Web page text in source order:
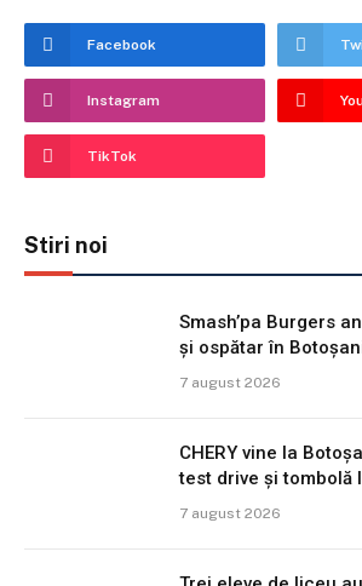
Facebook
Instagram
TikTok
Stiri noi
Smash’pa Burgers
și ospătar în
7 august 2026
CHERY vine la
test drive și tombolă
7 august 2026